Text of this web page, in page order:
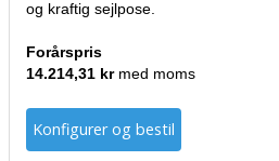
og kraftig sejlpose.
Forårspris
14.214,31 krmed moms
Konfigurer og bestil